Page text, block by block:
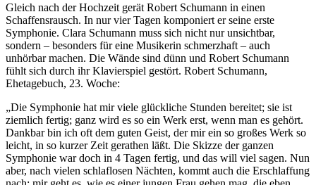
Gleich nach der Hochzeit gerät Robert Schumann in einen
Schaffensrausch. In nur vier Tagen komponiert er seine erste
Symphonie. Clara Schumann muss sich nicht nur unsichtbar,
sondern – besonders für eine Musikerin schmerzhaft – auch
unhörbar machen. Die Wände sind dünn und Robert Schumann
fühlt sich durch ihr Klavierspiel gestört. Robert Schumann,
Ehetagebuch, 23. Woche:
„Die Symphonie hat mir viele glückliche Stunden bereitet; sie ist
ziemlich fertig; ganz wird es so ein Werk erst, wenn man es gehört.
Dankbar bin ich oft dem guten Geist, der mir ein so großes Werk so
leicht, in so kurzer Zeit gerathen läßt. Die Skizze der ganzen
Symphonie war doch in 4 Tagen fertig, und das will viel sagen. Nun
aber, nach vielen schlaflosen Nächten, kommt auch die Erschlaffung